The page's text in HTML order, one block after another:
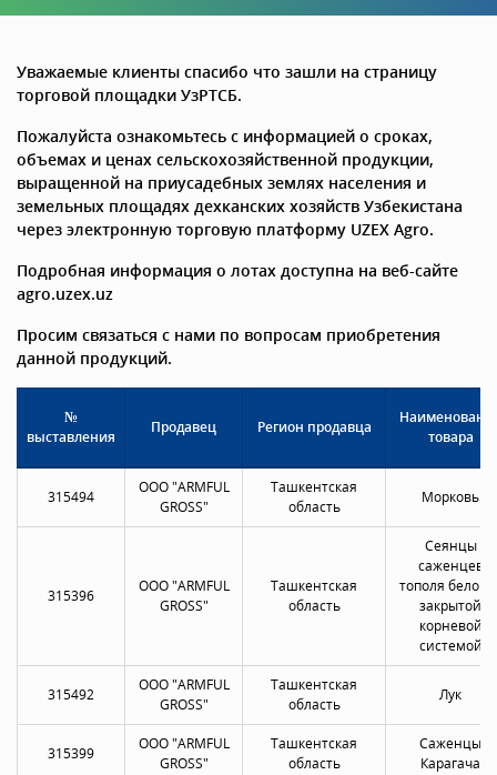
Уважаемые клиенты спасибо что зашли на страницу
торговой площадки УзРТСБ.
Пожалуйста ознакомьтесь с информацией о сроках,
объемах и ценах сельскохозяйственной продукции,
выращенной на приусадебных землях населения и
земельных площадях дехканских хозяйств Узбекистана
через электронную торговую платформу UZEX Agro.
Подробная информация о лотах доступна на веб-сайте
agro.uzex.uz
Просим связаться с нами по вопросам приобретения
данной продукций.
№
выставления
Продавец Регион продавца
товара
315494
OOO "ARMFUL
GROSS"
Ташкентская
область
Морковь
315396
OOO "ARMFUL
GROSS"
Ташкентская
область
Сеянцы
саженцев
тополя белого
закрытой
корневой
системой
315492
OOO "ARMFUL
GROSS"
Ташкентская
область
Лук
315399
OOO "ARMFUL
GROSS"
Ташкентская
область
Саженцы
Карагача